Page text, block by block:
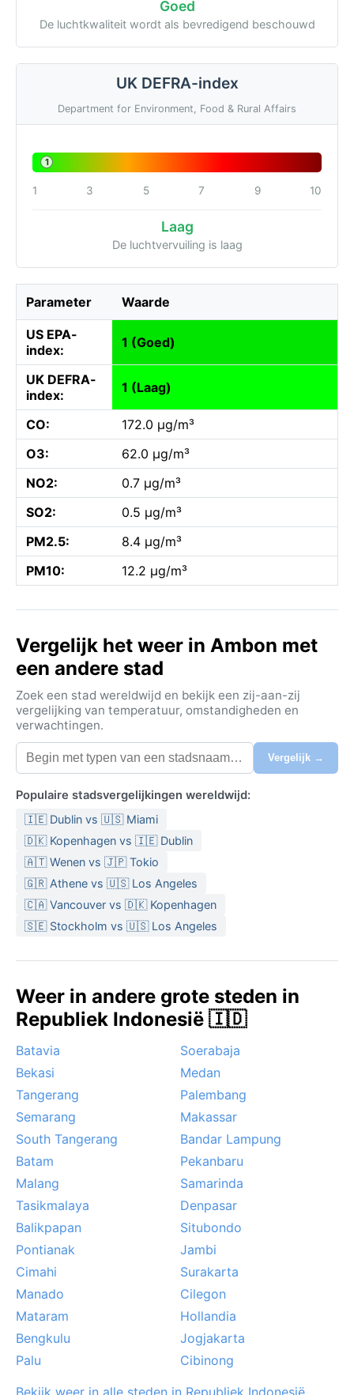
Goed
De luchtkwaliteit wordt als bevredigend beschouwd
UK DEFRA-index
Department for Environment, Food & Rural Affairs
1
1 3 5 7 9 10
Laag
De luchtvervuiling is laag
Parameter Waarde
US EPA-
index:
1 (Goed)
UK DEFRA-
index:
1 (Laag)
CO:
172.0 µg/m³
O3:
62.0 µg/m³
NO2:
0.7 µg/m³
SO2:
0.5 µg/m³
PM2.5:
8.4 µg/m³
PM10:
12.2 µg/m³
Vergelijk het weer in Ambon met
een andere stad
Zoek een stad wereldwijd en bekijk een zij-aan-zij
vergelijking van temperatuur, omstandigheden en
verwachtingen.
Vergelijk →
Populaire stadsvergelijkingen wereldwijd:
🇮🇪 Dublin vs 🇺🇸 Miami
🇩🇰 Kopenhagen vs 🇮🇪 Dublin
🇦🇹 Wenen vs 🇯🇵 Tokio
🇬🇷 Athene vs 🇺🇸 Los Angeles
🇨🇦 Vancouver vs 🇩🇰 Kopenhagen
🇸🇪 Stockholm vs 🇺🇸 Los Angeles
Weer in andere grote steden in
Republiek Indonesië 🇮🇩
Batavia
Soerabaja
Bekasi
Medan
Tangerang
Palembang
Semarang
Makassar
South Tangerang
Bandar Lampung
Batam
Pekanbaru
Malang
Samarinda
Tasikmalaya
Denpasar
Balikpapan
Situbondo
Pontianak
Jambi
Cimahi
Surakarta
Manado
Cilegon
Mataram
Hollandia
Bengkulu
Jogjakarta
Palu
Cibinong
Bekijk weer in alle steden in Republiek Indonesië